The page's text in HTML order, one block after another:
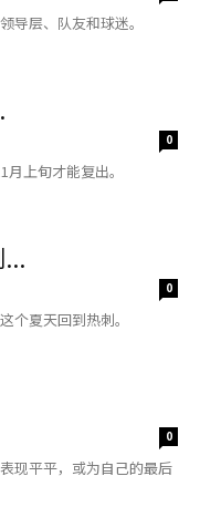
导层、队友和球迷。
0
上旬才能复出。
...
0
个夏天回到热刺。
0
现平平，或为自己的最后